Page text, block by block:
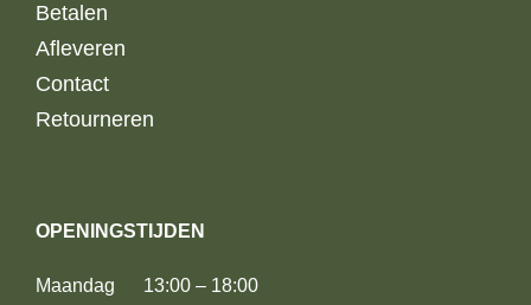
Betalen
Afleveren
Contact
Retourneren
OPENINGSTIJDEN
Maandag 13:00 – 18:00